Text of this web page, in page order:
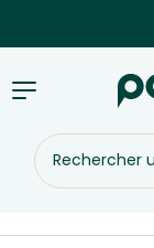
contenu
Rechercher
un
produit
Basculer
navigation